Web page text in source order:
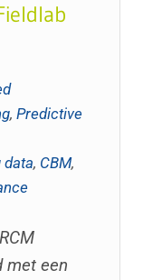
, Predictive
data, CBM,
met een